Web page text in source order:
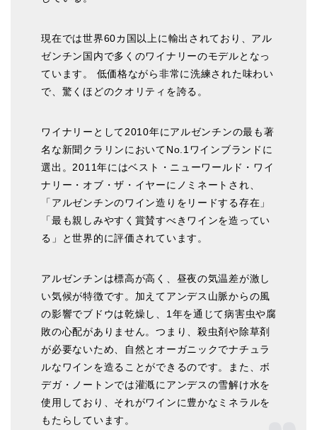
現在では世界60カ国以上に輸出されており、アル
ゼンチン国内で多くのワイナリーのモデルとなっ
ています。 低価格ながら非常に洗練された味わい
で、驚くほどのクオリティを誇る。
ワイナリーとして2010年にアルゼンチンの最も著
名な新聞クラリンにおいてNo.1ワインブランドに
選出。2011年にはベスト・ニューワールド・ワイ
ナリー・オブ・ザ・イヤーにノミネートされ、
「アルゼンチンのワイン造りをリードする存在」
「最も親しみやすく賞賛すべきワインを造ってい
る」と世界的に評価されています。
アルゼンチンは標高が高く、昼夜の気温差が激し
い気候が特徴です。加えてアンデス山脈からの風
の影響でブドウは乾燥し、1年を通じて病害虫や腐
敗の心配がありません。つまり、殺虫剤や除草剤
が必要ないため、自然とオーガニックでナチュラ
ルなワインを造ることができるのです。また、ボ
デガ・ノートンでは灌漑にアンデスの雪解け水を
使用しており、それがワインに豊かなミネラルを
もたらしています。